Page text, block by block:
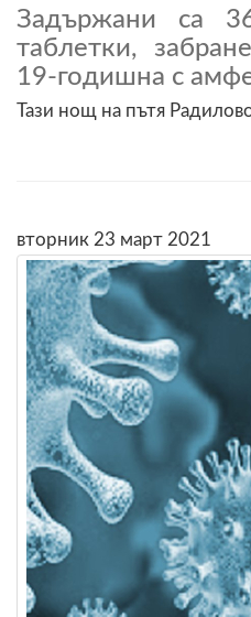
Задържани са
таблетки,
19-годишна с
Тази нощ на пътя
вторник 23 март 2021